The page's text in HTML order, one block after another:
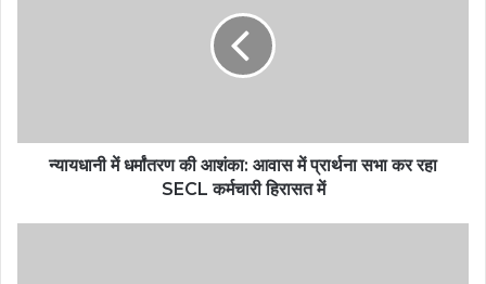
न्यायधानी में धर्मांतरण की आशंका: आवास में प्रार्थना सभा कर रहा
SECL कर्मचारी हिरासत में